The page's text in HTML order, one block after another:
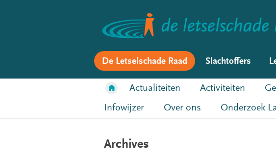
De Letselschade Raad Slachtoffers
Actualiteiten Activiteiten
Infowijzer
Over ons Onderzoek
Archives